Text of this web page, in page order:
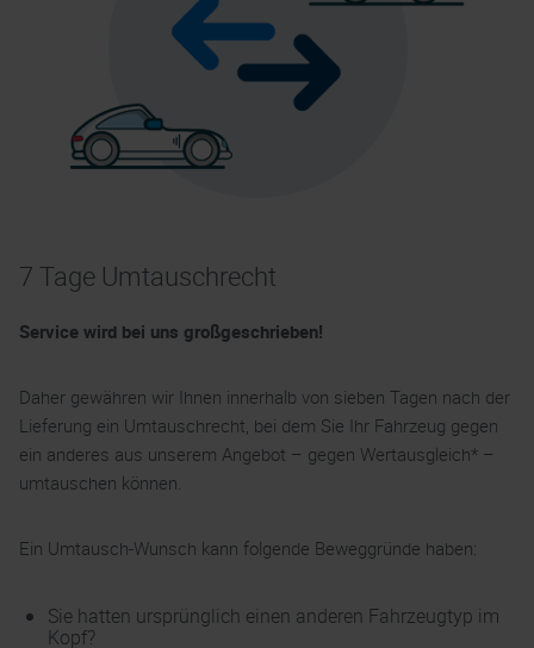
7 Tage Umtauschrecht
Service wird bei uns großgeschrieben!
Daher gewähren wir Ihnen innerhalb von sieben Tagen nach der
Lieferung ein Umtauschrecht, bei dem Sie Ihr Fahrzeug gegen
ein anderes aus unserem Angebot – gegen Wertausgleich* –
umtauschen können.
Ein Umtausch-Wunsch kann folgende Beweggründe haben:
Sie hatten ursprünglich einen anderen Fahrzeugtyp im
Kopf?